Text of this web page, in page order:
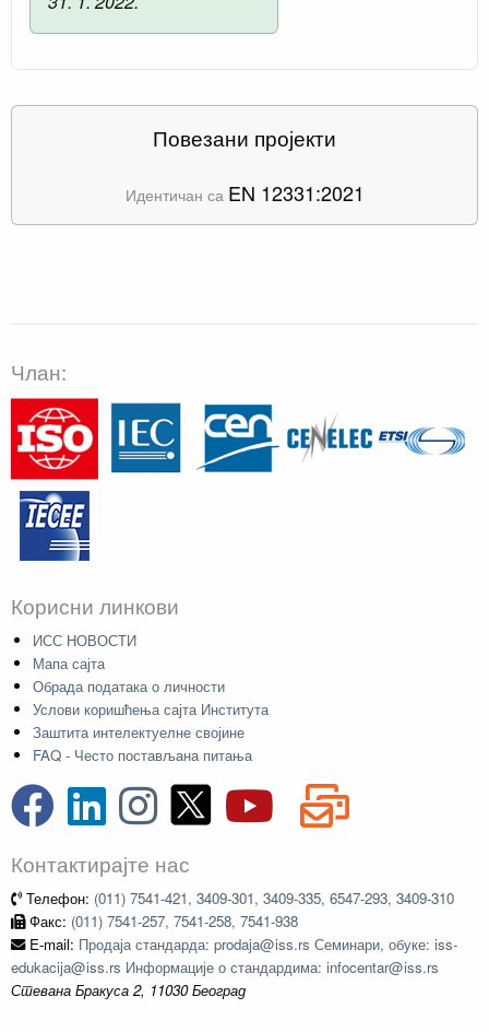
Повезани пројекти
Идентичан са EN 12331:2021
Члан:
Корисни линкови
ИСС НОВОСТИ
Мапа сајта
Обрада података о личности
Услови коришћења сајта Института
Заштита интелектуелне својине
FAQ - Често постављана питања
Контактирајте нас
Телефон: (011) 7541-421, 3409-301, 3409-335, 6547-293, 3409-310
Факс: (011) 7541-257, 7541-258, 7541-938
E-mail: Продаја стандарда: prodaja@iss.rs Семинари, обуке: iss-
edukacija@iss.rs Информације о стандардима: infocentar@iss.rs
Стевана Бракуса 2, 11030 Београд